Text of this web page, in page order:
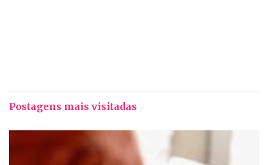
Postagens mais visitadas